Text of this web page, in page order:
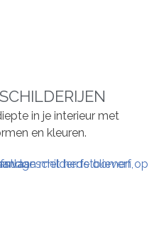
in je interieur met
en kleuren.